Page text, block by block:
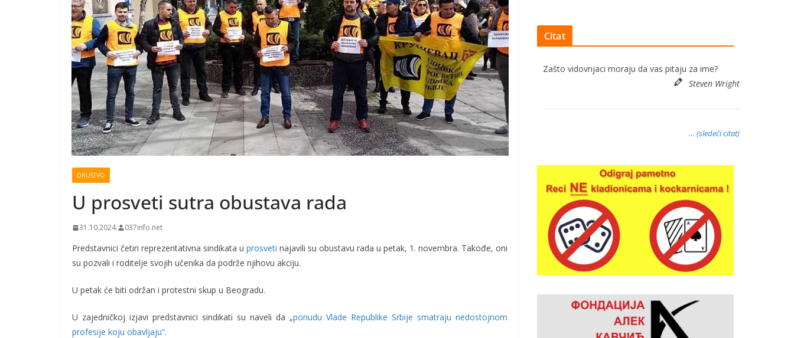
DRUŠTVO
U prosveti sutra obustava rada
31.10.2024. 037info.net
Predstavnici četiri reprezentativna sindikata u prosveti najavili su obustavu rada u petak, 1. novembra. Takođe, oni
su pozvali i roditelje svojih učenika da podrže njihovu akciju.
U petak će biti održan i protestni skup u Beogradu.
U zajedničkoj izjavi predstavnici sindikati su naveli da „ponudu Vlade Republike Srbije smatraju nedostojnom
profesije koju obavljaju“.
Citat
Zašto vidovnjaci moraju da vas pitaju za ime?
Steven Wright
… (sledeći citat)